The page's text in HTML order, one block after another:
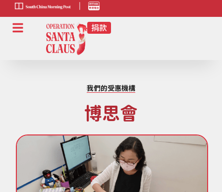
HK-
radio-
link
我們的受惠機構
博思會